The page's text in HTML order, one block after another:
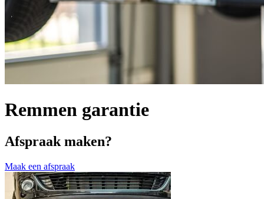
Remmen garantie
Afspraak maken?
Maak een afspraak